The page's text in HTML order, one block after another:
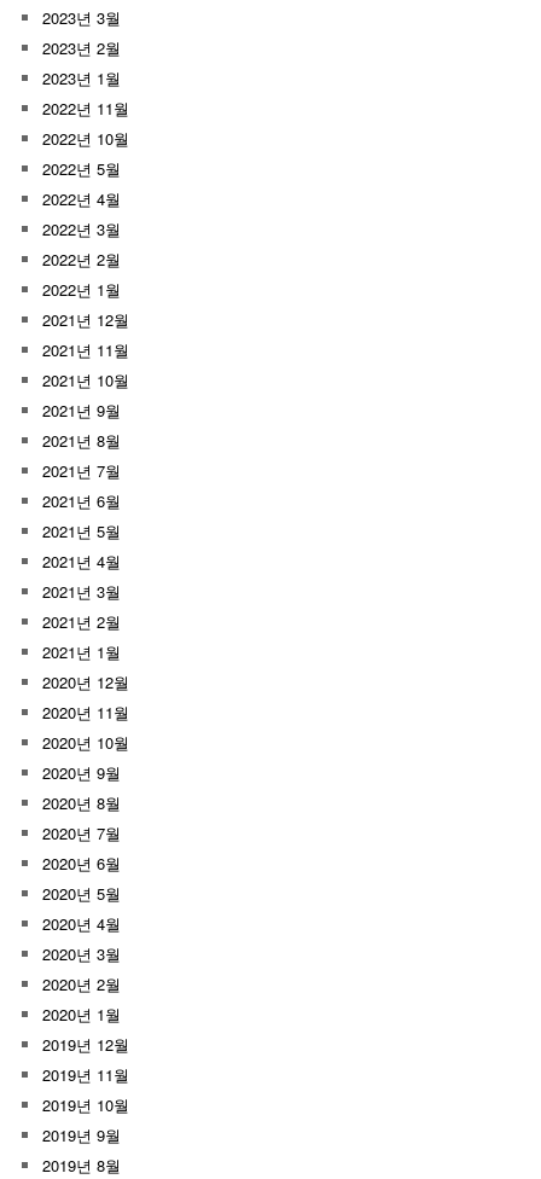
2023년 3월
2023년 2월
2023년 1월
2022년 11월
2022년 10월
2022년 5월
2022년 4월
2022년 3월
2022년 2월
2022년 1월
2021년 12월
2021년 11월
2021년 10월
2021년 9월
2021년 8월
2021년 7월
2021년 6월
2021년 5월
2021년 4월
2021년 3월
2021년 2월
2021년 1월
2020년 12월
2020년 11월
2020년 10월
2020년 9월
2020년 8월
2020년 7월
2020년 6월
2020년 5월
2020년 4월
2020년 3월
2020년 2월
2020년 1월
2019년 12월
2019년 11월
2019년 10월
2019년 9월
2019년 8월